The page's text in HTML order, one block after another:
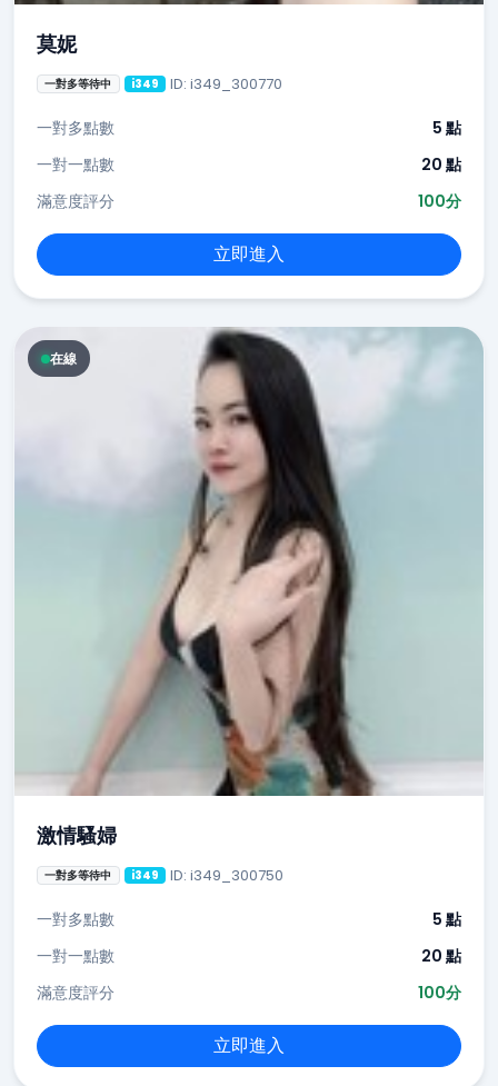
莫妮
一對多等待中 i349 ID: i349_300770
一對多點數
5 點
一對一點數
20 點
滿意度評分
100分
立即進入
在線
激情騷婦
一對多等待中 i349 ID: i349_300750
一對多點數
5 點
一對一點數
20 點
滿意度評分
100分
立即進入